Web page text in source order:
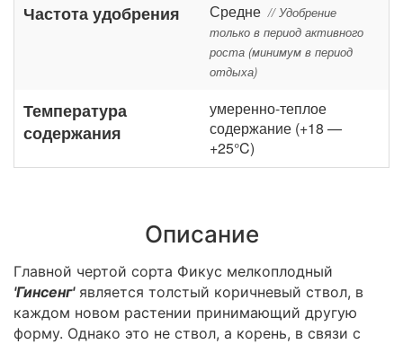
Частота удобрения Средне // Удобрение
только в период активного
роста (минимум в период
отдыха)
Температура
содержания
умеренно-теплое
содержание (+18 —
+25°C)
Описание
Главной чертой сорта Фикус мелкоплодный
'Гинсенг'является толстый коричневый ствол, в
каждом новом растении принимающий другую
форму. Однако это не ствол, а корень, в связи с